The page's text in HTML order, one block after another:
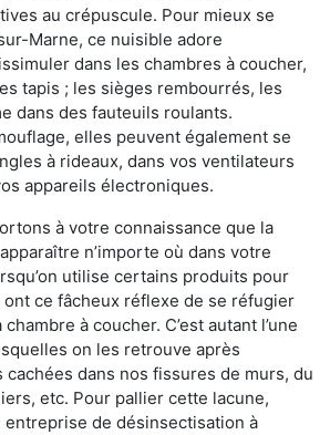
au crépuscule. Pour mieux se
Marne, ce nuisible adore
dans les chambres à coucher,
tapis ; les sièges rembourrés, les
dans des fauteuils roulants.
elles peuvent également se
à rideaux, dans vos ventilateurs
appareils électroniques.
à votre connaissance que la
n’importe où dans votre
utilise certains produits pour
ce fâcheux réflexe de se réfugier
à coucher. C’est autant l’une
on les retrouve après
cachées dans nos fissures de murs, du
etc. Pour pallier cette lacune,
entreprise de désinsectisation à